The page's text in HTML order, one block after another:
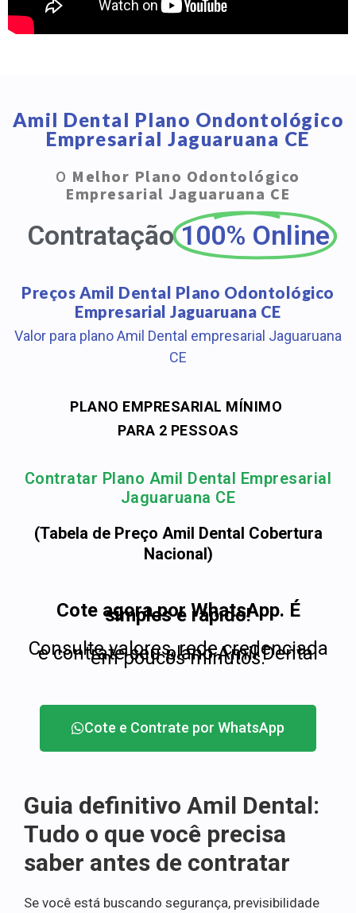
Amil Dental Plano Ondontológico
Empresarial Jaguaruana CE
O Melhor Plano Odontológico
Empresarial Jaguaruana CE
Contratação 100% Online
Preços Amil Dental Plano Odontológico
Empresarial Jaguaruana CE
Valor para plano Amil Dental empresarial Jaguaruana
CE
PLANO EMPRESARIAL MÍNIMO
PARA 2 PESSOAS
Contratar Plano Amil Dental Empresarial
Jaguaruana CE
(Tabela de Preço Amil Dental Cobertura
Nacional)
Cote agora por WhatsApp. É
simples e rápido!
Consulte valores, rede credenciada
e contrate seu plano Amil Dental
em poucos minutos.
Cote e Contrate por WhatsApp
Guia definitivo Amil Dental:
Tudo o que você precisa
saber antes de contratar
Se você está buscando segurança, previsibilidade